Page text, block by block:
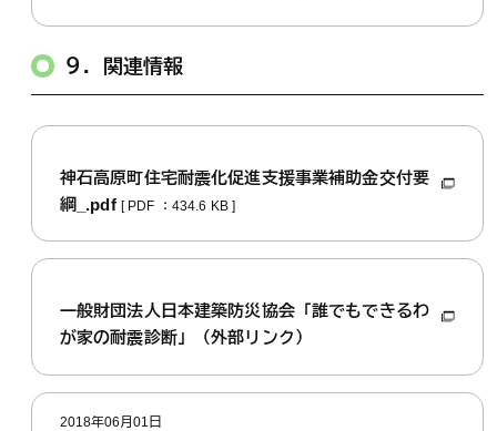
９．関連情報
神石高原町住宅耐震化促進支援事業補助金交付要
綱_.pdf [ PDF ：434.6 KB ]
一般財団法人日本建築防災協会「誰でもできるわ
が家の耐震診断」（外部リンク）
2018年06月01日